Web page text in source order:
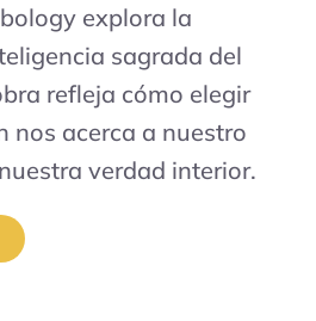
explora la
sagrada del
refleja cómo elegir
nos acerca a nuestro
verdad interior.